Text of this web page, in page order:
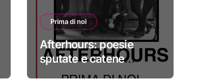
Prima di noi
Afterhours: poesie
sputate e catene
spezzate #primadinoi